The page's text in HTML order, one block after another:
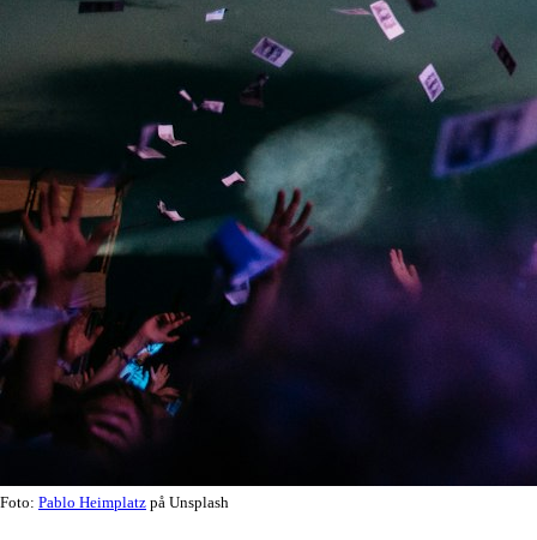
Foto: Pablo Heimplatz på Unsplash